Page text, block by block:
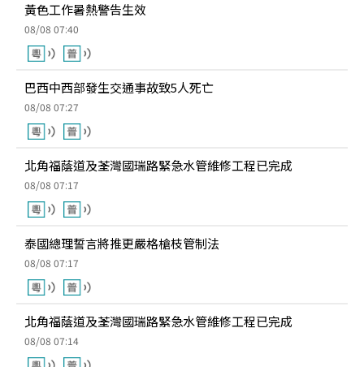
黃色工作暑熱警告生效
08/08 07:40
巴西中西部發生交通事故致5人死亡
08/08 07:27
北角福蔭道及荃灣國瑞路緊急水管維修工程已完成
08/08 07:17
泰國總理誓言將推更嚴格槍枝管制法
08/08 07:17
北角福蔭道及荃灣國瑞路緊急水管維修工程已完成
08/08 07:14